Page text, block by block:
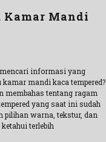
Mandi
informasi yang
mandi kaca tempered?
membahas tentang ragam
yang saat ini sudah
pilihan warna, tekstur, dan
terlebih